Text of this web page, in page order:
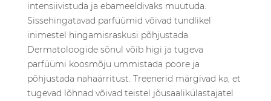
intensiivistuda ja ebameeldivaks muutuda.
Sissehingatavad parfüümid võivad tundlikel
inimestel hingamisraskusi põhjustada.
Dermatoloogide sõnul võib higi ja tugeva
parfüümi koosmõju ummistada poore ja
põhjustada nahaärritust. Treenerid märgivad ka, et
tugevad lõhnad võivad teistel jõusaalikülastajatel